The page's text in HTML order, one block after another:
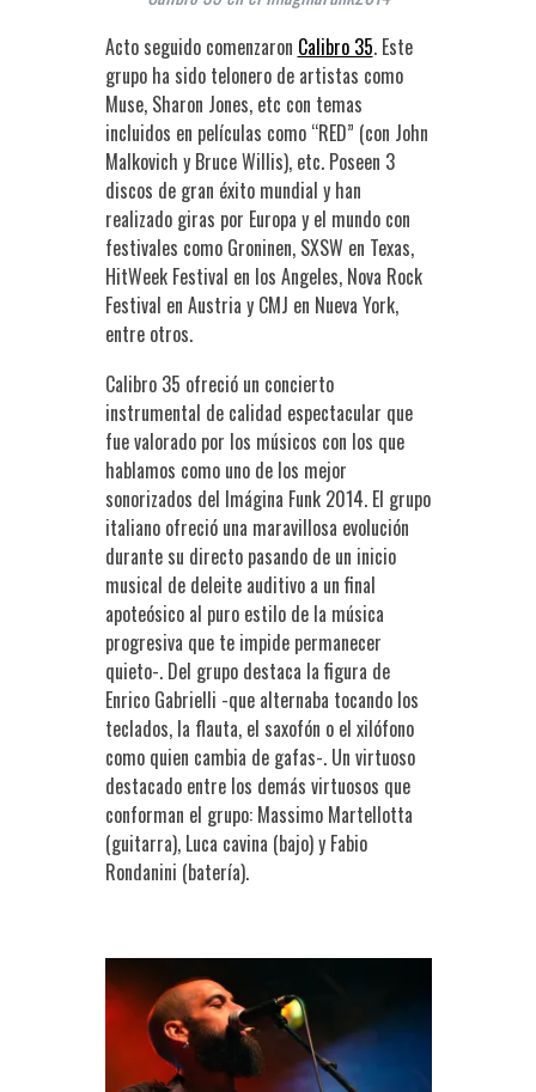
Acto seguido comenzaron Calibro 35. Este
grupo ha sido telonero de artistas como
Muse, Sharon Jones, etc con temas
incluidos en películas como “RED” (con John
Malkovich y Bruce Willis), etc. Poseen 3
discos de gran éxito mundial y han
realizado giras por Europa y el mundo con
festivales como Groninen, SXSW en Texas,
HitWeek Festival en los Angeles, Nova Rock
Festival en Austria y CMJ en Nueva York,
entre otros.
Calibro 35 ofreció un concierto
instrumental de calidad espectacular que
fue valorado por los músicos con los que
hablamos como uno de los mejor
sonorizados del Imágina Funk 2014. El grupo
italiano ofreció una maravillosa evolución
durante su directo pasando de un inicio
musical de deleite auditivo a un final
apoteósico al puro estilo de la música
progresiva que te impide permanecer
quieto-. Del grupo destaca la figura de
Enrico Gabrielli -que alternaba tocando los
teclados, la flauta, el saxofón o el xilófono
como quien cambia de gafas-. Un virtuoso
destacado entre los demás virtuosos que
conforman el grupo: Massimo Martellotta
(guitarra), Luca cavina (bajo) y Fabio
Rondanini (batería).